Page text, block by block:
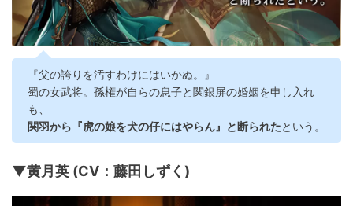
『父の誇りを汚すわけにはいかぬ。』
蜀の女武将。孫権が自らの息子と関銀屏の婚姻を申し入れ
も、
関羽から『虎の娘を犬の仔にはやらん』と断られたという。
▼黄月英 (CV：藤田しずく)